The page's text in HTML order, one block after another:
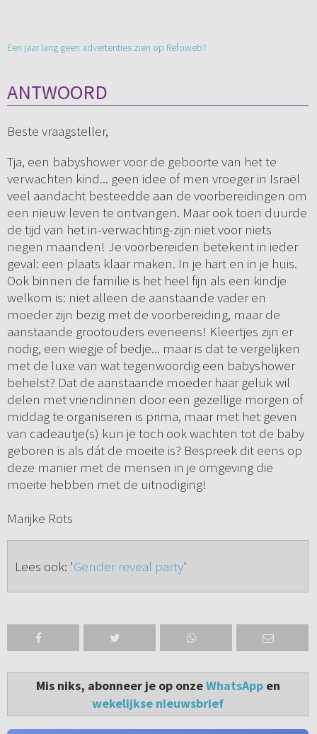
Een jaar lang geen advertenties zien op Refoweb?
ANTWOORD
Beste vraagsteller,
Tja, een babyshower voor de geboorte van het te
verwachten kind... geen idee of men vroeger in Israël
veel aandacht besteedde aan de voorbereidingen om
een nieuw leven te ontvangen. Maar ook toen duurde
de tijd van het in-verwachting-zijn niet voor niets
negen maanden! Je voorbereiden betekent in ieder
geval: een plaats klaar maken. In je hart en in je huis.
Ook binnen de familie is het heel fijn als een kindje
welkom is: niet alleen de aanstaande vader en
moeder zijn bezig met de voorbereiding, maar de
aanstaande grootouders eveneens! Kleertjes zijn er
nodig, een wiegje of bedje... maar is dat te vergelijken
met de luxe van wat tegenwoordig een babyshower
behelst? Dat de aanstaande moeder haar geluk wil
delen met vriendinnen door een gezellige morgen of
middag te organiseren is prima, maar met het geven
van cadeautje(s) kun je toch ook wachten tot de baby
geboren is als dát de moeite is? Bespreek dit eens op
deze manier met de mensen in je omgeving die
moeite hebben met de uitnodiging!
Marijke Rots
Lees ook: 'Gender reveal party'
Mis niks, abonneer je op onzeWhatsAppen
wekelijkse nieuwsbrief